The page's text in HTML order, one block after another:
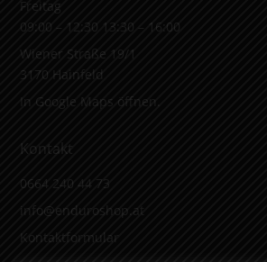
Freitag
09:00 – 12:30 13:30 – 16:00
Wiener Straße 19/1
3170 Hainfeld
In Google Maps öffnen.
Kontakt
0664 240 44 73
info@enduroshop.at
Kontaktformular